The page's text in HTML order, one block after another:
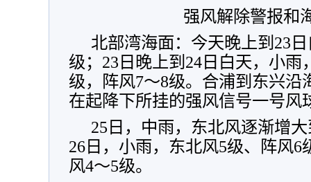
强风解除警报和
北部湾海面：今天晚上到23
级；23日晚上到24日白天，小雨
级，阵风7～8级。合浦到东兴沿
在起降下所挂的强风信号一号风
25日，中雨，东北风逐渐增
26日，小雨，东北风5级、阵风6
风4～5级。